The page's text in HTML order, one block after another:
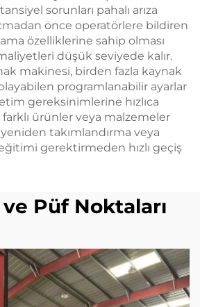
sorunları pahalı arıza
önce operatörlere bildiren
özelliklerine sahip olması
düşük seviyede kalır.
makinesi, birden fazla kaynak
programlanabilir ayarlar
gereksinimlerine hızlıca
ürünler veya malzemeler
yeniden takımlandırma veya
gerektirmeden hızlı geçiş
ve Püf Noktaları